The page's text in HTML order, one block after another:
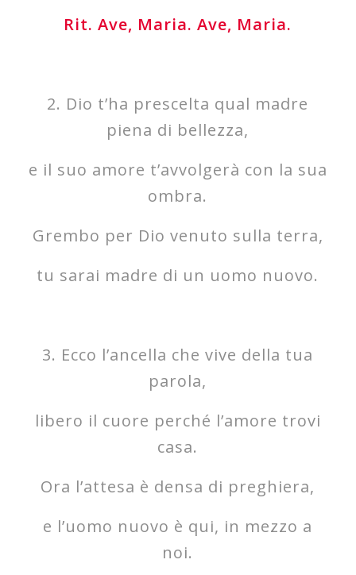
Rit.Ave, Maria. Ave, Maria.
2. Dio t’ha prescelta qual madre
piena di bellezza,
e il suo amore t’avvolgerà con la sua
ombra.
Grembo per Dio venuto sulla terra,
tu sarai madre di un uomo nuovo.
3. Ecco l’ancella che vive della tua
parola,
libero il cuore perché l’amore trovi
casa.
Ora l’attesa è densa di preghiera,
e l’uomo nuovo è qui, in mezzo a
noi.